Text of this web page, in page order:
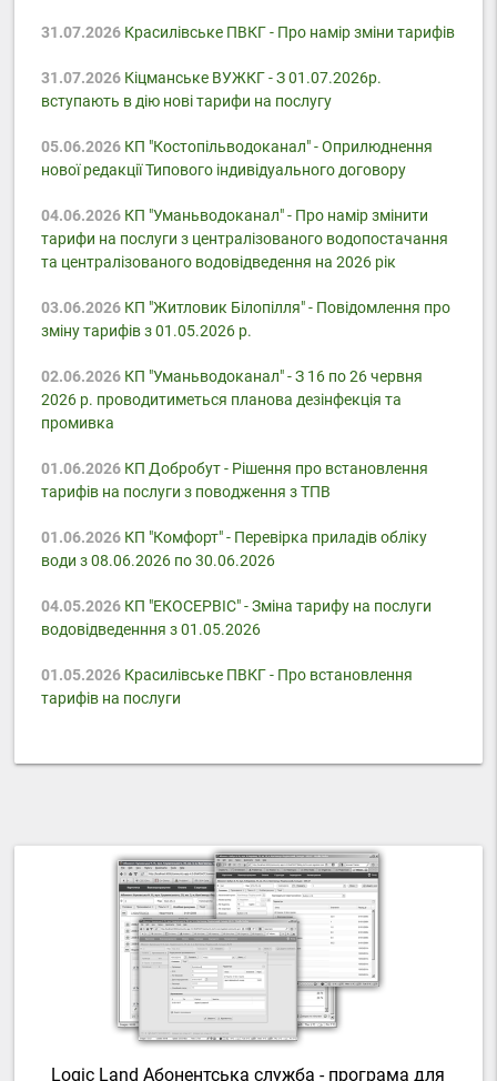
31.07.2026Красилівське ПВКГ - Про намір зміни тарифів
31.07.2026Кіцманське ВУЖКГ - З 01.07.2026р.
вступають в дію нові тарифи на послугу
05.06.2026КП "Костопільводоканал" - Оприлюднення
нової редакції Типового індивідуального договору
04.06.2026КП "Уманьводоканал" - Про намір змінити
тарифи на послуги з централізованого водопостачання
та централізованого водовідведення на 2026 рік
03.06.2026КП "Житловик Білопілля" - Повідомлення про
зміну тарифів з 01.05.2026 р.
02.06.2026КП "Уманьводоканал" - З 16 по 26 червня
2026 р. проводитиметься планова дезінфекція та
промивка
01.06.2026КП Добробут - Pішення про встановлення
тарифів на послуги з поводження з ТПВ
01.06.2026КП "Комфорт" - Перевірка приладів обліку
води з 08.06.2026 по 30.06.2026
04.05.2026КП "ЕКОСЕРВІС" - Зміна тарифу на послуги
водовідведенння з 01.05.2026
01.05.2026Красилівське ПВКГ - Про встановлення
тарифів на послуги
Logic Land Абонентська служба - програма для